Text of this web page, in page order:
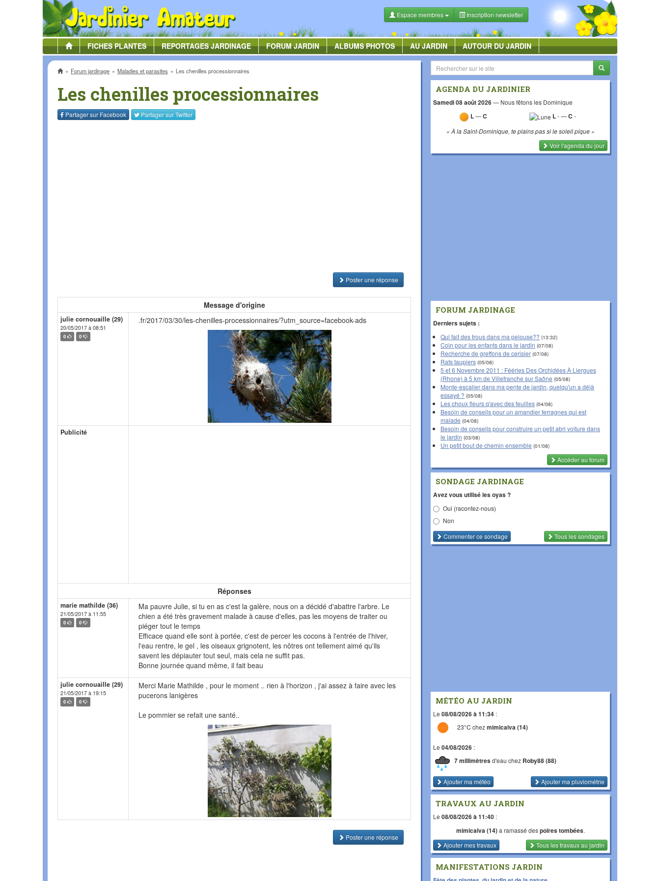
Espace membres Inscription newsletter
FICHESPLANTES REPORTAGESJARDINAGE FORUMJARDIN ALBUMSPHOTOS AU JARDIN AUTOUR DU JARDIN
AccueilForum jardinage Maladies et parasites Les chenilles processionnaires
Les chenilles processionnaires
Partager sur Facebook Partager surTwitter
Poster une réponse
Message d'origine
julie cornouaille (29)
20/05/2017 à 08:51
0 0
.fr/2017/03/30/les-chenilles-processionnaires/?utm_source=facebook-ads
Publicité
Réponses
marie mathilde (36)
21/05/2017 à 11:55
0 0
Ma pauvre Julie, si tu en as c'est la galère, nous on a décidé d'abattre l'arbre. Le
chien a été très gravement malade à cause d'elles, pas les moyens de traiter ou
piéger tout le temps
Efficace quand elle sont à portée, c'est de percer les cocons à l'entrée de l'hiver,
l'eau rentre, le gel , les oiseaux grignotent, les nôtres ont tellement aimé qu'ils
savent les dépiauter tout seul, mais cela ne suffit pas.
Bonne journée quand même, il fait beau
julie cornouaille (29)
21/05/2017 à 19:15
0 0
Merci Marie Mathilde , pour le moment .. rien à l'horizon , j'ai assez à faire avec les
pucerons lanigères
Le pommier se refait une santé..
Poster une réponse
AGENDA DU JARDINIER
Samedi 08 août 2026— Nous fêtons les Dominique
L—C L-—C-
« À la Saint-Dominique, te plains pas si le soleil pique »
Voir l'agenda du jour
FORUM JARDINAGE
Derniers sujets :
Qui fait des trous dans ma pelouse?? (13:32)
Coin pour les enfants dans le jardin (07/08)
Recherche de greffons de cerisier (07/08)
Rats taupiers (05/08)
5 et 6 Novembre 2011 : Fééries Des Orchidées À Liergues
(Rhone) à 5 km de Villefranche sur Saône (05/08)
Monte-escalier dans ma pente de jardin, quelqu'un a déjà
essayé ? (05/08)
Les choux fleurs q'avec des feuilles (04/08)
Besoin de conseils pour un amandier ferragnes qui est
malade (04/08)
Besoin de conseils pour construire un petit abri voiture dans
le jardin (03/08)
Un petit bout de chemin ensemble (01/08)
Accéder au forum
SONDAGE JARDINAGE
Avez vous utilisé les oyas ?
Oui (racontez-nous)
Non
Commenterce sondage Tous les sondages
MÉTÉO AU JARDIN
Le 08/08/2026 à 11:34 :
23°C chezmimicalva (14)
Le 04/08/2026 :
7 millimètresd'eau chez Roby88 (88)
Ajouter ma météo Ajouter ma pluviométrie
TRAVAUX AU JARDIN
Le 08/08/2026 à 11:40 :
mimicalva (14)a ramassé despoires tombées.
Ajouter mes travaux
Tous les travauxau jardin
MANIFESTATIONS JARDIN